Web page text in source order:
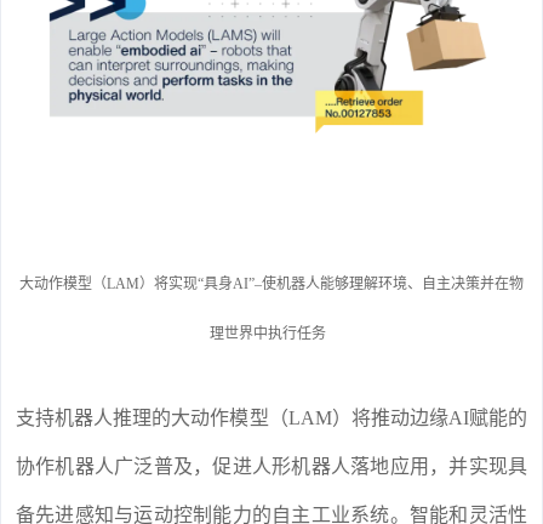
大动作模型（LAM）将实现“具身AI”–使机器人能够理解环境、自主决策并在物
理世界中执行任务
支持机器人推理的大动作模型（LAM）将推动边缘AI赋能的
协作机器人广泛普及，促进人形机器人落地应用，并实现具
备先进感知与运动控制能力的自主工业系统。智能和灵活性